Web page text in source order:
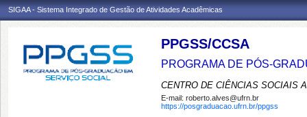
SIGAA - Sistema Integrado de Gestão de Atividades Acadêmicas
PPGSS/CCSA
PROGRAMA DE PÓS-
CENTRO DE CIÊNCIAS SOCIAIS
E-mail: roberto.alves@ufrn.br
https://posgraduacao.ufrn.br/ppgss